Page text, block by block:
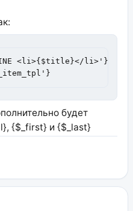
<li>{$title}</li>'}
будет
{$_first} и {$_last}